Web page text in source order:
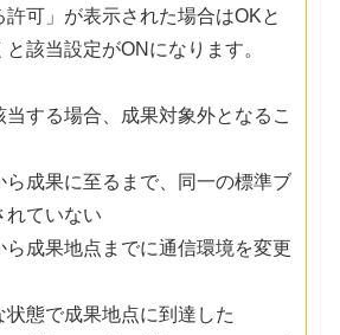
可」が表示された場合はOKと
該当設定がONになります。
当する場合、成果対象外となるこ
ら成果に至るまで、同一の標準ブ
れていない
ら成果地点までに通信環境を変更
状態で成果地点に到達した